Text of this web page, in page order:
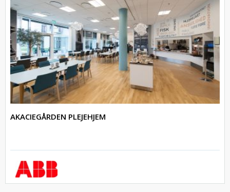
AKACIEGÅRDEN PLEJEHJEM